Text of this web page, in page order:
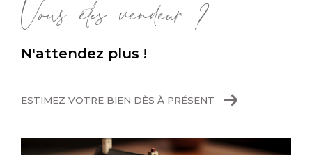
er
Faire estimer sa maison ou son
Notre équipe accompagne également les
rapidement et au prix du marché. Grâce à
Vous êtes vendeur ?
N'attendez plus !
ESTIMEZ VOTRE BIEN DÈS À PRÉSENT